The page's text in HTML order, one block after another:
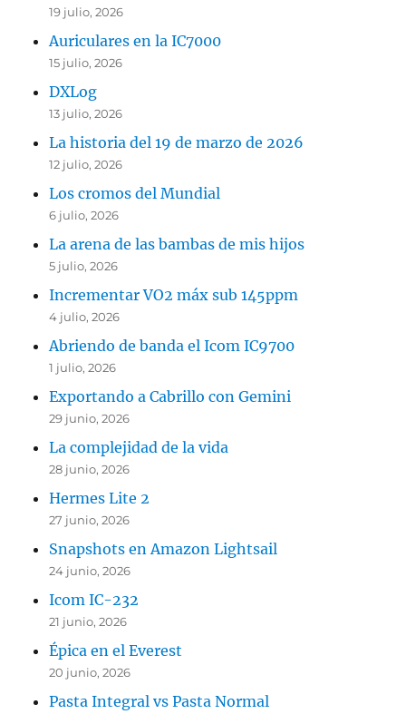
19 julio, 2026
Auriculares en la IC7000
15 julio, 2026
DXLog
13 julio, 2026
La historia del 19 de marzo de 2026
12 julio, 2026
Los cromos del Mundial
6 julio, 2026
La arena de las bambas de mis hijos
5 julio, 2026
Incrementar VO2 máx sub 145ppm
4 julio, 2026
Abriendo de banda el Icom IC9700
1 julio, 2026
Exportando a Cabrillo con Gemini
29 junio, 2026
La complejidad de la vida
28 junio, 2026
Hermes Lite 2
27 junio, 2026
Snapshots en Amazon Lightsail
24 junio, 2026
Icom IC-232
21 junio, 2026
Épica en el Everest
20 junio, 2026
Pasta Integral vs Pasta Normal